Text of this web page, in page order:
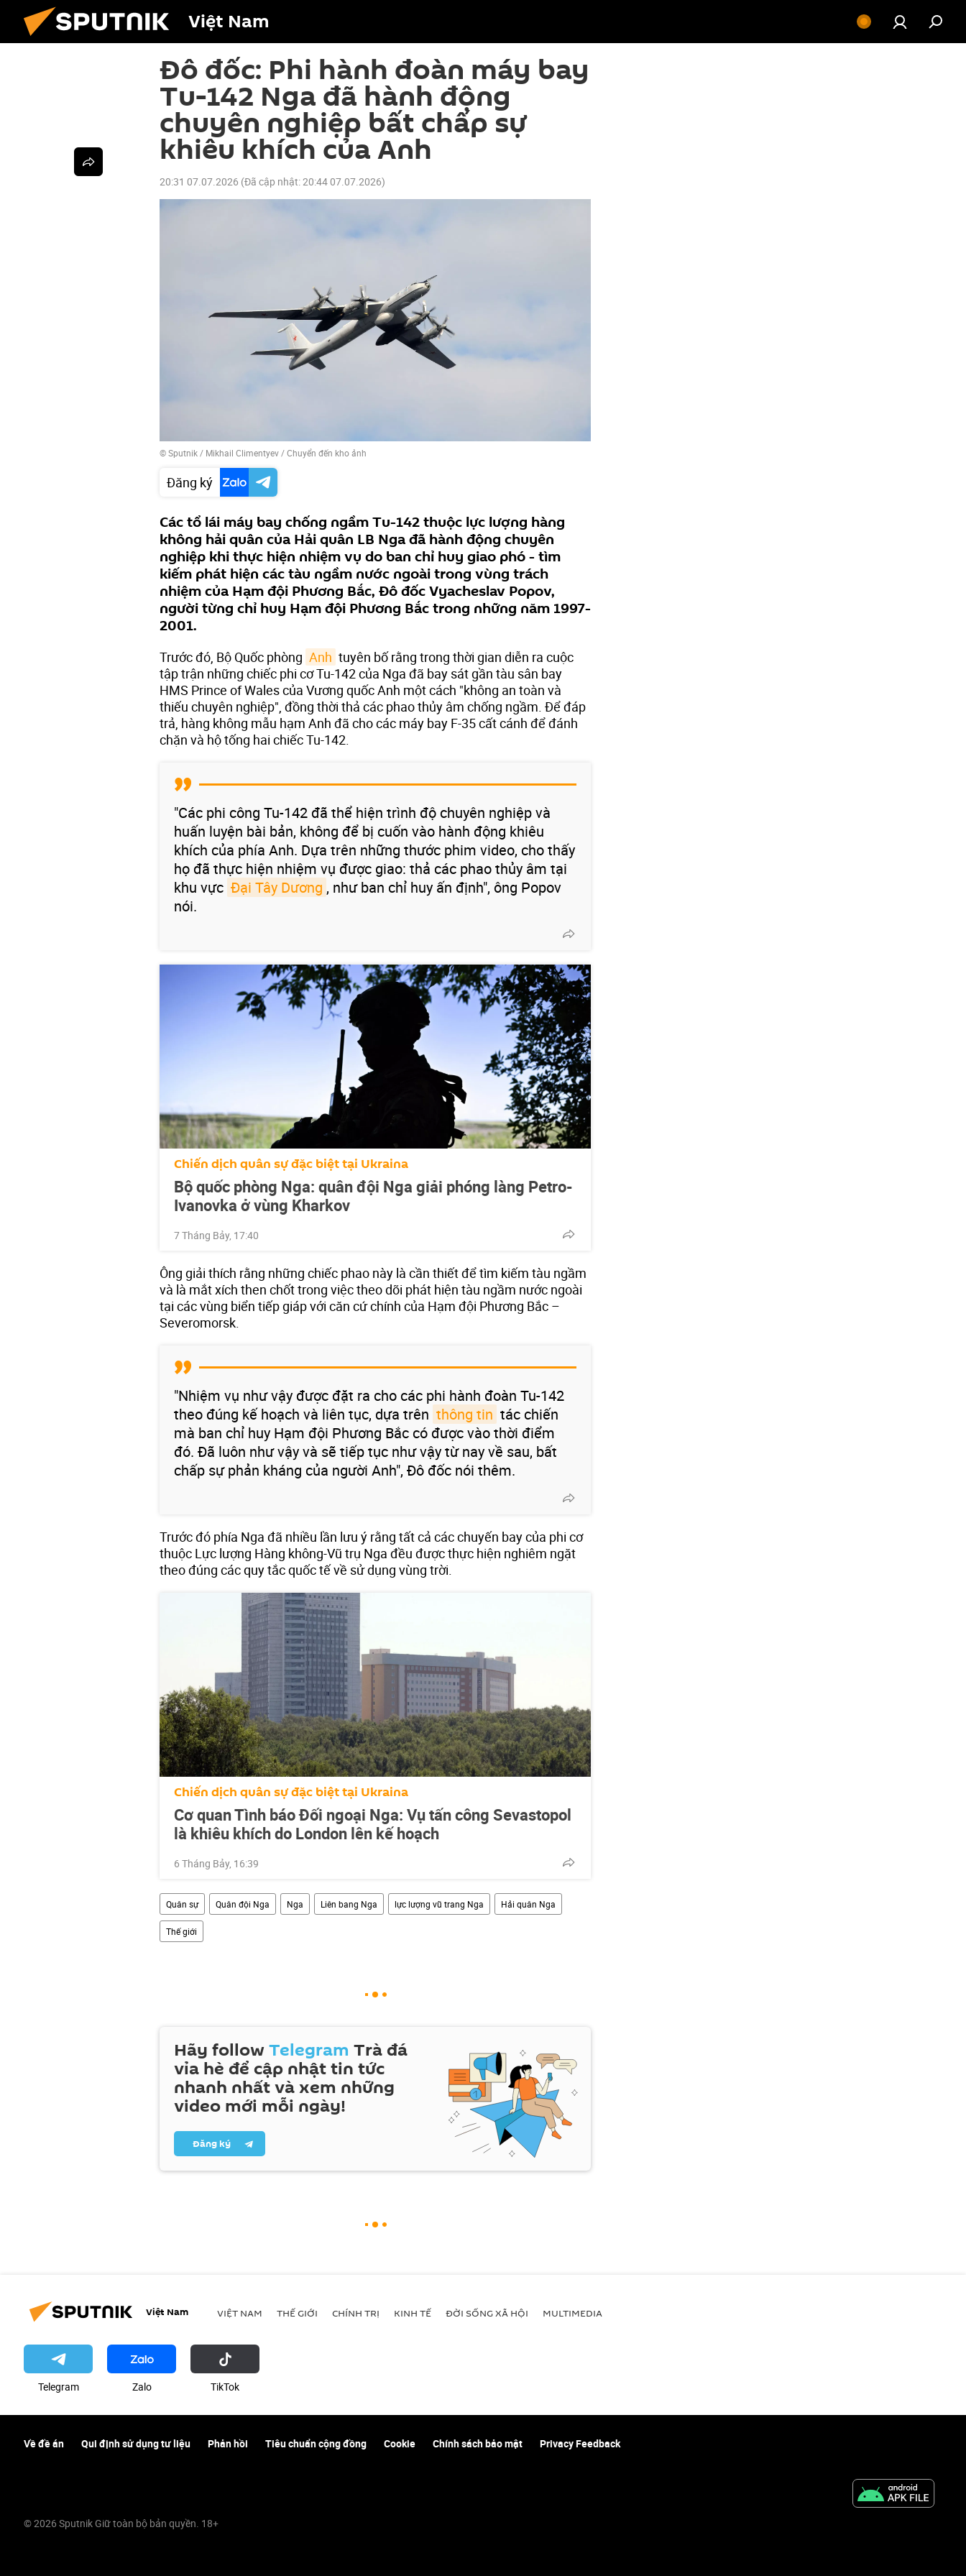
Việt Nam
Đô đốc: Phi hành đoàn máy bay
Tu-142 Nga đã hành động
chuyên nghiệp bất chấp sự
khiêu khích của Anh
20:31 07.07.2026 (Đã cập nhật:20:44 07.07.2026)
© Sputnik / Mikhail Climentyev/Chuyển đến kho ảnh
Đăng ký
Các tổ lái máy bay chống ngầm Tu-142 thuộc lực lượng hàng
không hải quân của Hải quân LB Nga đã hành động chuyên
nghiệp khi thực hiện nhiệm vụ do ban chỉ huy giao phó - tìm
kiếm phát hiện các tàu ngầm nước ngoài trong vùng trách
nhiệm của Hạm đội Phương Bắc, Đô đốc Vyacheslav Popov,
người từng chỉ huy Hạm đội Phương Bắc trong những năm 1997-
2001.
Trước đó, Bộ Quốc phòng Anh tuyên bố rằng trong thời gian diễn ra cuộc
tập trận những chiếc phi cơ Tu-142 của Nga đã bay sát gần tàu sân bay
HMS Prince of Wales của Vương quốc Anh một cách "không an toàn và
thiếu chuyên nghiệp", đồng thời thả các phao thủy âm chống ngầm. Để đáp
trả, hàng không mẫu hạm Anh đã cho các máy bay F-35 cất cánh để đánh
chặn và hộ tống hai chiếc Tu-142.
"Các phi công Tu-142 đã thể hiện trình độ chuyên nghiệp và
huấn luyện bài bản, không để bị cuốn vào hành động khiêu
khích của phía Anh. Dựa trên những thước phim video, cho thấy
họ đã thực hiện nhiệm vụ được giao: thả các phao thủy âm tại
khu vực Đại Tây Dương , như ban chỉ huy ấn định", ông Popov
nói.
Chiến dịch quân sự đặc biệt tại Ukraina
Bộ quốc phòng Nga: quân đội Nga giải phóng làng Petro-
Ivanovka ở vùng Kharkov
7 Tháng Bảy, 17:40
Ông giải thích rằng những chiếc phao này là cần thiết để tìm kiếm tàu ngầm
và là mắt xích then chốt trong việc theo dõi phát hiện tàu ngầm nước ngoài
tại các vùng biển tiếp giáp với căn cứ chính của Hạm đội Phương Bắc –
Severomorsk.
"Nhiệm vụ như vậy được đặt ra cho các phi hành đoàn Tu-142
theo đúng kế hoạch và liên tục, dựa trên thông tin tác chiến
mà ban chỉ huy Hạm đội Phương Bắc có được vào thời điểm
đó. Đã luôn như vậy và sẽ tiếp tục như vậy từ nay về sau, bất
chấp sự phản kháng của người Anh", Đô đốc nói thêm.
Trước đó phía Nga đã nhiều lần lưu ý rằng tất cả các chuyến bay của phi cơ
thuộc Lực lượng Hàng không-Vũ trụ Nga đều được thực hiện nghiêm ngặt
theo đúng các quy tắc quốc tế về sử dụng vùng trời.
Chiến dịch quân sự đặc biệt tại Ukraina
Cơ quan Tình báo Đối ngoại Nga: Vụ tấn công Sevastopol
là khiêu khích do London lên kế hoạch
6 Tháng Bảy, 16:39
Quân sự Quân đội Nga Nga Liên bang Nga lực lượng vũ trang Nga Hải quân Nga
Thế giới
Hãy followTelegram Trà đá
vỉa hè để cập nhật tin tức
nhanh nhất và xem những
video mới mỗi ngày!
Đăng ký
Việt Nam VIỆT NAM THẾ GIỚI CHÍNH TRỊ KINH TẾ ĐỜI SỐNG XÃ HỘI MULTIMEDIA
Telegram Zalo ТikТоk
Về đề án Qui định sử dụng tư liệu Phản hồi Tiêu chuẩn cộng đồng Cookie Chính sách bảo mật Privacy Feedback
© 2026 Sputnik Giữ toàn bộ bản quyền. 18+